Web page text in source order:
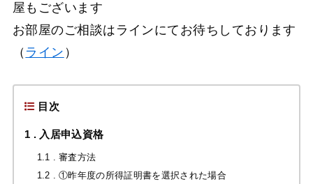
屋もございます
お部屋のご相談はラインにてお待ちしております
（ ライン ）
目次
1 入居申込資格
1.1
審査方法
1.2
①昨年度の所得証明書を選択された場合